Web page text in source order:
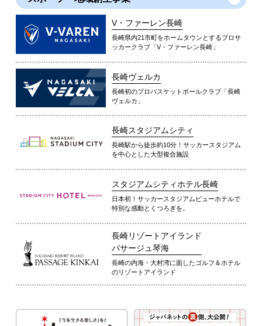
V・ファーレン長崎
長崎県内21市町をホームタウンとするプロサ
ッカークラブ「V・ファーレン長崎」
長崎ヴェルカ
長崎初のプロバスケットボールクラブ「長崎
ヴェルカ」
長崎スタジアムシティ
長崎駅から徒歩約10分！サッカースタジアム
を中心とした大型複合施設
スタジアムシティホテル長崎
日本初！サッカースタジアムビューホテルで
特別な感動とくつろぎを。
長崎リゾートアイランド
パサージュ琴海
長崎の内海・大村湾に面したゴルフ＆ホテル
のリゾートアイランド